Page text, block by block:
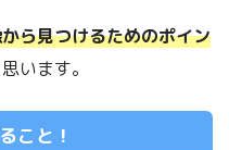
ら見つけるためのポイン
います。
こと！